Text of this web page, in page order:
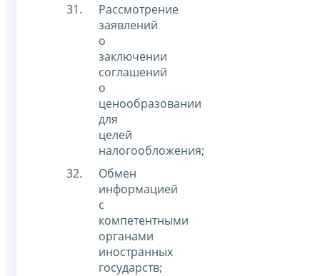
Рассмотрение
заявлений
о
заключении
соглашений
о
ценообразовании
для
целей
налогообложения;
Обмен
информацией
с
компетентными
органами
иностранных
государств;